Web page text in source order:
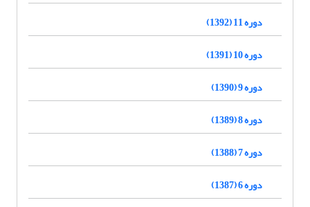
دوره 11 (1392)
دوره 10 (1391)
دوره 9 (1390)
دوره 8 (1389)
دوره 7 (1388)
دوره 6 (1387)